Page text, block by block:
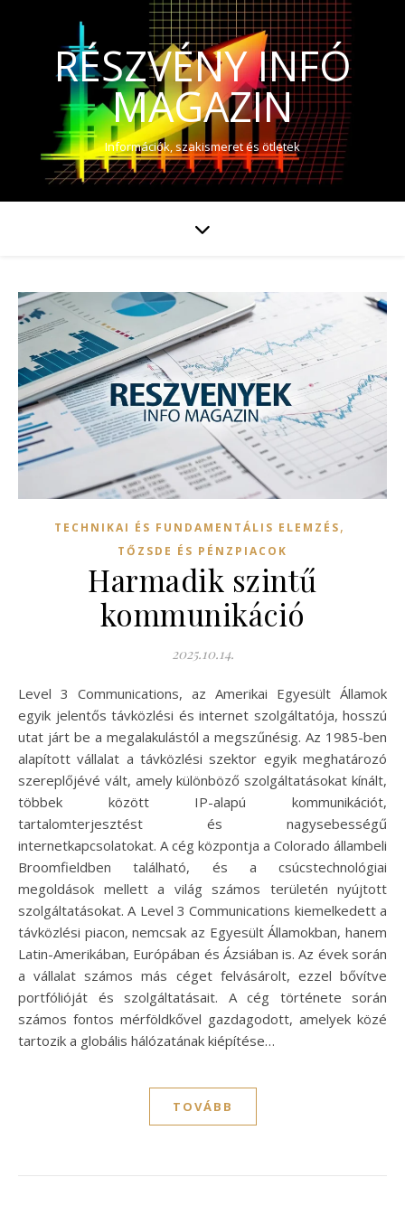
RÉSZVÉNY INFÓ
MAGAZIN
Információk, szakismeret és ötletek
TECHNIKAI ÉS FUNDAMENTÁLIS ELEMZÉS,
TŐZSDE ÉS PÉNZPIACOK
Harmadik szintű
kommunikáció
2025.10.14.
Level 3 Communications, az Amerikai Egyesült Államok
egyik jelentős távközlési és internet szolgáltatója, hosszú
utat járt be a megalakulástól a megszűnésig. Az 1985-ben
alapított vállalat a távközlési szektor egyik meghatározó
szereplőjévé vált, amely különböző szolgáltatásokat kínált,
többek között IP-alapú kommunikációt,
tartalomterjesztést és nagysebességű
internetkapcsolatokat. A cég központja a Colorado állambeli
Broomfieldben található, és a csúcstechnológiai
megoldások mellett a világ számos területén nyújtott
szolgáltatásokat. A Level 3 Communications kiemelkedett a
távközlési piacon, nemcsak az Egyesült Államokban, hanem
Latin-Amerikában, Európában és Ázsiában is. Az évek során
a vállalat számos más céget felvásárolt, ezzel bővítve
portfólióját és szolgáltatásait. A cég története során
számos fontos mérföldkővel gazdagodott, amelyek közé
tartozik a globális hálózatának kiépítése…
TOVÁBB